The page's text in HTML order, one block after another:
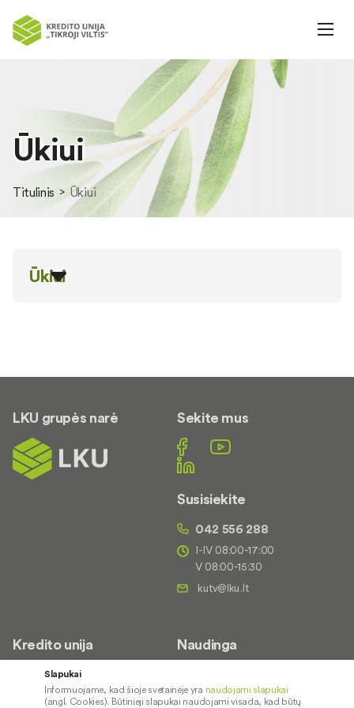
Ūkiui
Titulinis Ūkiui
Ūkiui
LKU grupės narė Sekite mus
Susisiekite
042 556 288
I-IV 08:00-17:00
V 08:00-15:30
Kredito unija
Apie mus
Kontaktai
Naudinga
Palūkanų normos
Slapukai
Informuojame, kad šioje svetainėje yra naudojami slapukai
(angl. Cookies). Būtinieji slapukai naudojami visada, kad būtų